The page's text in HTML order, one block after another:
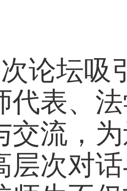
论坛吸
代表、
交流，
层次对